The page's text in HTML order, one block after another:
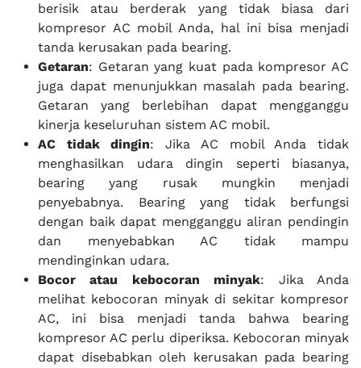
berisik atau berderak yang tidak biasa dari
kompresor AC mobil Anda, hal ini bisa menjadi
tanda kerusakan pada bearing.
Getaran: Getaran yang kuat pada kompresor AC
juga dapat menunjukkan masalah pada bearing.
Getaran yang berlebihan dapat mengganggu
kinerja keseluruhan sistem AC mobil.
AC tidak dingin: Jika AC mobil Anda tidak
menghasilkan udara dingin seperti biasanya,
bearing yang rusak mungkin menjadi
penyebabnya. Bearing yang tidak berfungsi
dengan baik dapat mengganggu aliran pendingin
dan menyebabkan AC tidak mampu
mendinginkan udara.
Bocor atau kebocoran minyak: Jika Anda
melihat kebocoran minyak di sekitar kompresor
AC, ini bisa menjadi tanda bahwa bearing
kompresor AC perlu diperiksa. Kebocoran minyak
dapat disebabkan oleh kerusakan pada bearing